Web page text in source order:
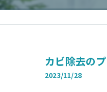
カビ除去の
2023/11/28